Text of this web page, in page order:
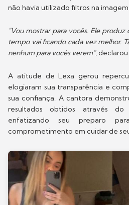
não havia utilizado filtros na
"Vou mostrar para vocês. Ele
tempo vai ficando cada vez melhor.
nenhum para vocês verem",
A atitude de Lexa gerou
elogiaram sua transparência e
sua confiança. A cantora
resultados obtidos através do
enfatizando seu preparo
comprometimento em cuidar de